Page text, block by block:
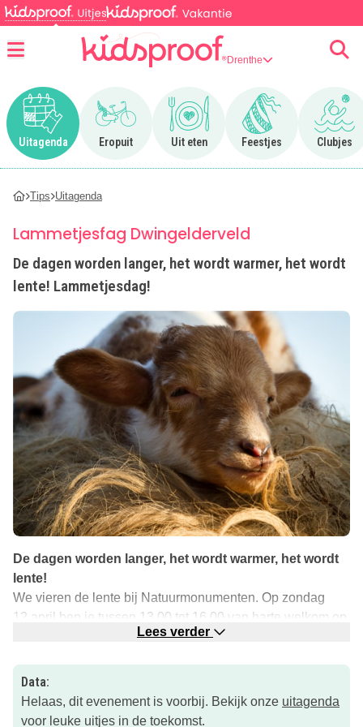
Drenthe
Uitagenda
Ga naar Uitagenda
Eropuit
Ga naar Eropuit
Uit eten
Ga naar Uit eten
Feestjes
Ga naar Feestjes
Clubjes
Ga
Tips Uitagenda
Lammetjesfag Dwingelderveld
De dagen worden langer, het wordt warmer, het wordt
lente! Lammetjesdag!
De dagen worden langer, het wordt warmer, het wordt
lente!
We vieren de lente bij Natuurmonumenten. Op zondag
12 april ben je tussen 13.00 tot 16.00 van harte welkom op
de lammetjesdag bij schaapskooi Achter ’t Zaand in Lhee.
herders stellen de schaapskooi gastvrij open voor publiek.
Kom jij de lammetjes knuffelen en aaien in de
‘knuffelarena’? Bijzonder, want het is maar één keer per
Lees verder
Data:
Helaas, dit evenement is voorbij. Bekijk onze uitagenda
voor leuke uitjes in de toekomst.